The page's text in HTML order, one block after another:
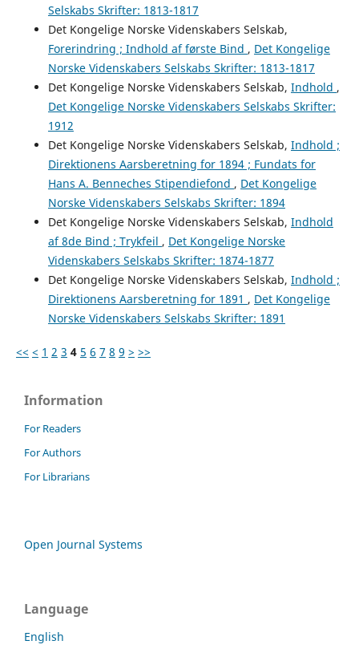
Selskabs Skrifter: 1813-1817
Det Kongelige Norske Videnskabers Selskab,
Forerindring ; Indhold af første Bind , Det Kongelige
Norske Videnskabers Selskabs Skrifter: 1813-1817
Det Kongelige Norske Videnskabers Selskab, Indhold ,
Det Kongelige Norske Videnskabers Selskabs Skrifter:
1912
Det Kongelige Norske Videnskabers Selskab, Indhold ;
Direktionens Aarsberetning for 1894 ; Fundats for
Hans A. Benneches Stipendiefond , Det Kongelige
Norske Videnskabers Selskabs Skrifter: 1894
Det Kongelige Norske Videnskabers Selskab, Indhold
af 8de Bind ; Trykfeil , Det Kongelige Norske
Videnskabers Selskabs Skrifter: 1874-1877
Det Kongelige Norske Videnskabers Selskab, Indhold ;
Direktionens Aarsberetning for 1891 , Det Kongelige
Norske Videnskabers Selskabs Skrifter: 1891
<< < 1 2 3 4 5 6 7 8 9 > >>
Information
For Readers
For Authors
For Librarians
Open Journal Systems
Language
English